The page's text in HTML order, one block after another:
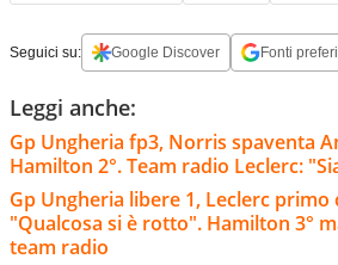
Seguici su: Google Discover Fonti
Leggi anche:
Gp Ungheria fp3, Norris spaventa
Hamilton 2°. Team radio Leclerc:
Gp Ungheria libere 1, Leclerc
"Qualcosa si è rotto". Hamilton 3°
team radio